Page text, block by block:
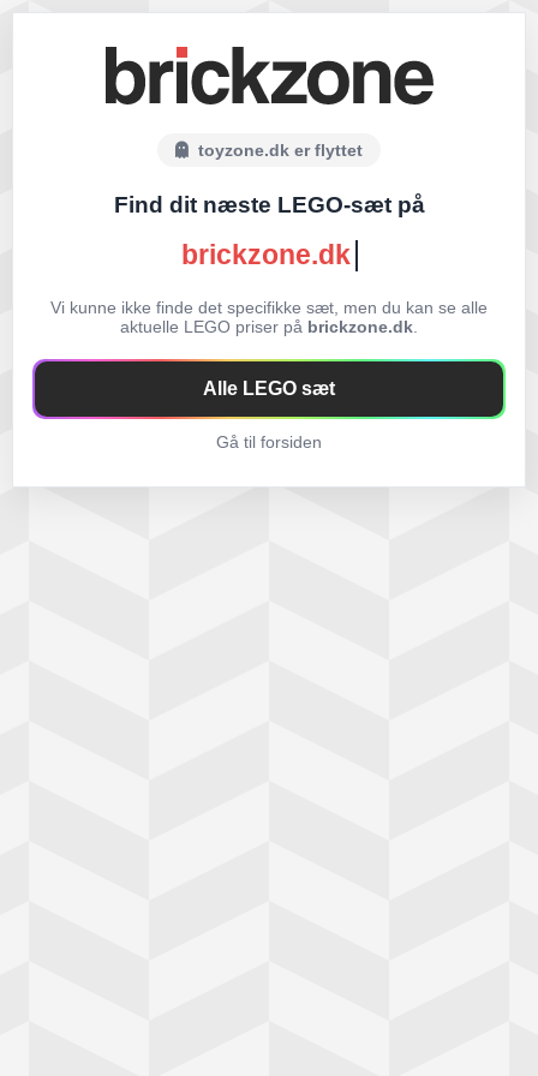
toyzone.dk er flyttet
Find dit næste LEGO-sæt på
brickzone.dk
Vi kunne ikke finde det specifikke sæt, men du kan se alle
aktuelle LEGO priser på brickzone.dk
Alle LEGO sæt
Gå til forsiden